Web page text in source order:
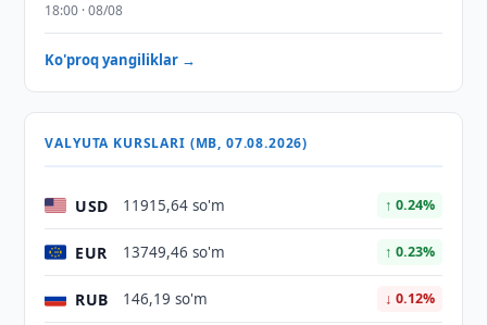
18:00 · 08/08
Ko'proq yangiliklar →
VALYUTA KURSLARI (MB, 07.08.2026)
USD 11915,64 so'm ↑ 0.24%
EUR 13749,46 so'm ↑ 0.23%
RUB 146,19 so'm ↓ 0.12%